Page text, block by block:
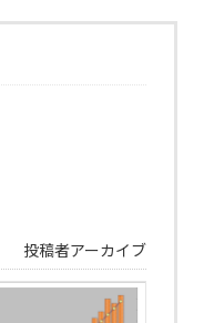
投稿者アーカイブ